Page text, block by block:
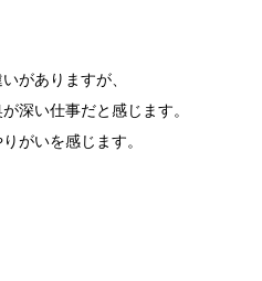
がありますが、
深い仕事だと感じます。
がいを感じます。